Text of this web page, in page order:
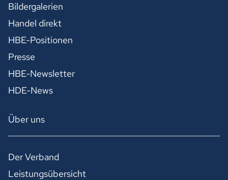
Bildergalerien
Handel direkt
HBE-Positionen
Presse
HBE-Newsletter
HDE-News
Über uns
Der Verband
Leistungsübersicht